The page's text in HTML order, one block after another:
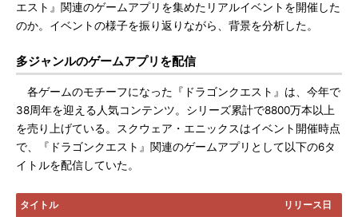
エスト』関連のゲームアプリを集めたリアルイベントを開催した
のか。イベントの様子を振り返りながら、背景を分析した。
多ジャンルのゲームアプリを配信
各ゲームのモチーフになった『ドラゴンクエスト』は、今年で
38周年を迎える人気コンテンツ。シリーズ累計で8800万本以上
を売り上げている。スクウェア・エニックスはイベント開催時点
で、『ドラゴンクエスト』関連のゲームアプリとして以下の6タ
イトルを配信していた。
タイトル リリース日